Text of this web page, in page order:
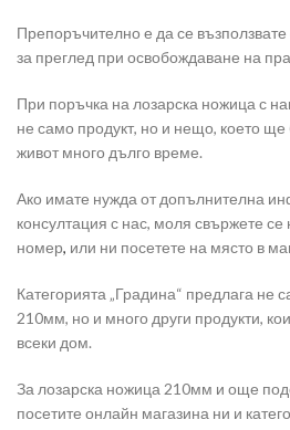
Препоръчително е да се
за преглед при освобождаване на
При поръчка на лозарска ножица с
не само продукт, но и нещо, което ще
живот много дълго време.
Ако имате нужда от допълнителна
консултация с нас, моля свържете
номер, или ни посетете на място в
Категорията „Градина“ предлага не
210мм, но и много други продукти,
всеки дом.
За лозарска ножица 210мм и още
посетите онлайн магазина ни и